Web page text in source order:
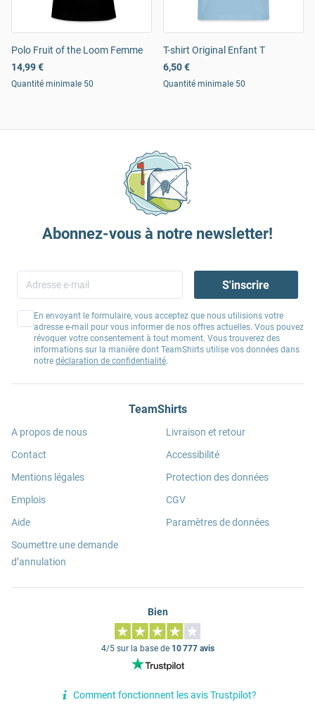
Polo Fruit of the Loom Femme
14,99 €
Quantité minimale 50
T-shirt Original Enfant T
6,50 €
Quantité minimale 50
Abonnez-vous à notre newsletter!
S'inscrire
En envoyant le formulaire, vous acceptez que nous utilisions votre
adresse e-mail pour vous informer de nos offres actuelles. Vous pouvez
révoquer votre consentement à tout moment. Vous trouverez des
informations sur la manière dont TeamShirts utilise vos données dans
notre déclaration de confidentialité.
TeamShirts
A propos de nous
Contact
Mentions légales
Emplois
Aide
Soumettre une demande
d’annulation
Livraison et retour
Accessibilité
Protection des données
CGV
Paramètres de données
Bien
4/5 sur la base de 10 777 avis
Comment fonctionnent les avis Trustpilot?